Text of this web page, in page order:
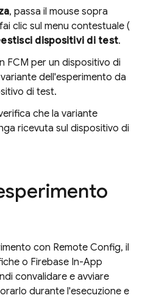
, passa il mouse sopra
clic sul menu contestuale (
dispositivi di test.
FCM per un dispositivo di
dell'esperimento da
di test.
che la variante
ricevuta sul dispositivo di
con Remote Config, il
o Firebase In-App
convalidare e avviare
durante l'esecuzione e